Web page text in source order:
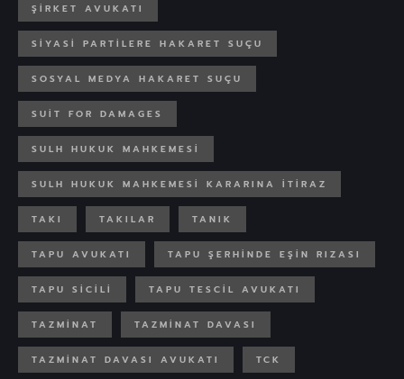
ŞIRKET AVUKATI
SIYASI PARTILERE HAKARET SUÇU
SOSYAL MEDYA HAKARET SUÇU
SUIT FOR DAMAGES
SULH HUKUK MAHKEMESI
SULH HUKUK MAHKEMESI KARARINA ITIRAZ
TAKI TAKILAR TANIK
TAPU AVUKATI TAPU ŞERHINDE EŞIN RIZASI
TAPU SICILI TAPU TESCIL AVUKATI
TAZMINAT TAZMINAT DAVASI
TAZMINAT DAVASI AVUKATI TCK